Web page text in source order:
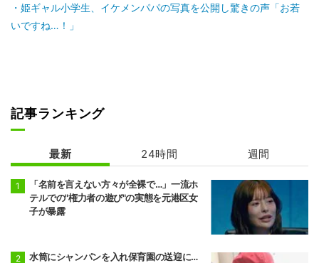
姫ギャル小学生、イケメンパパの写真を公開し驚きの声「お若
いですね…！」
記事ランキング
最新 24時間 週間
「名前を言えない方々が全裸で…」一流ホ
テルでの"権力者の遊び"の実態を元港区女
子が暴露
水筒にシャンパンを入れ保育園の送迎に…